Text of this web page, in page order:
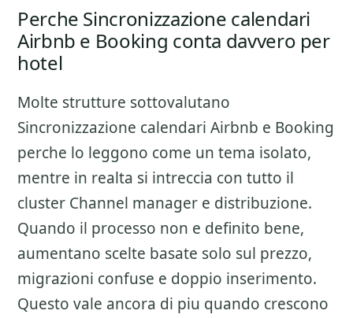
Perche Sincronizzazione calendari
Airbnb e Booking conta davvero per
hotel
Molte strutture sottovalutano
Sincronizzazione calendari Airbnb e Booking
perche lo leggono come un tema isolato,
mentre in realta si intreccia con tutto il
cluster Channel manager e distribuzione.
Quando il processo non e definito bene,
aumentano scelte basate solo sul prezzo,
migrazioni confuse e doppio inserimento.
Questo vale ancora di piu quando crescono